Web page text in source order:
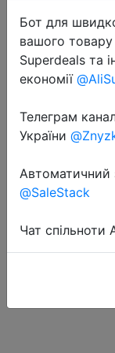
2020-08-10
Кабель
футов/10
1080P
Бот для
вашого
Superdeals та
економії
Телеграм
України
Автоматичний
@SaleStack
Чат спільноти